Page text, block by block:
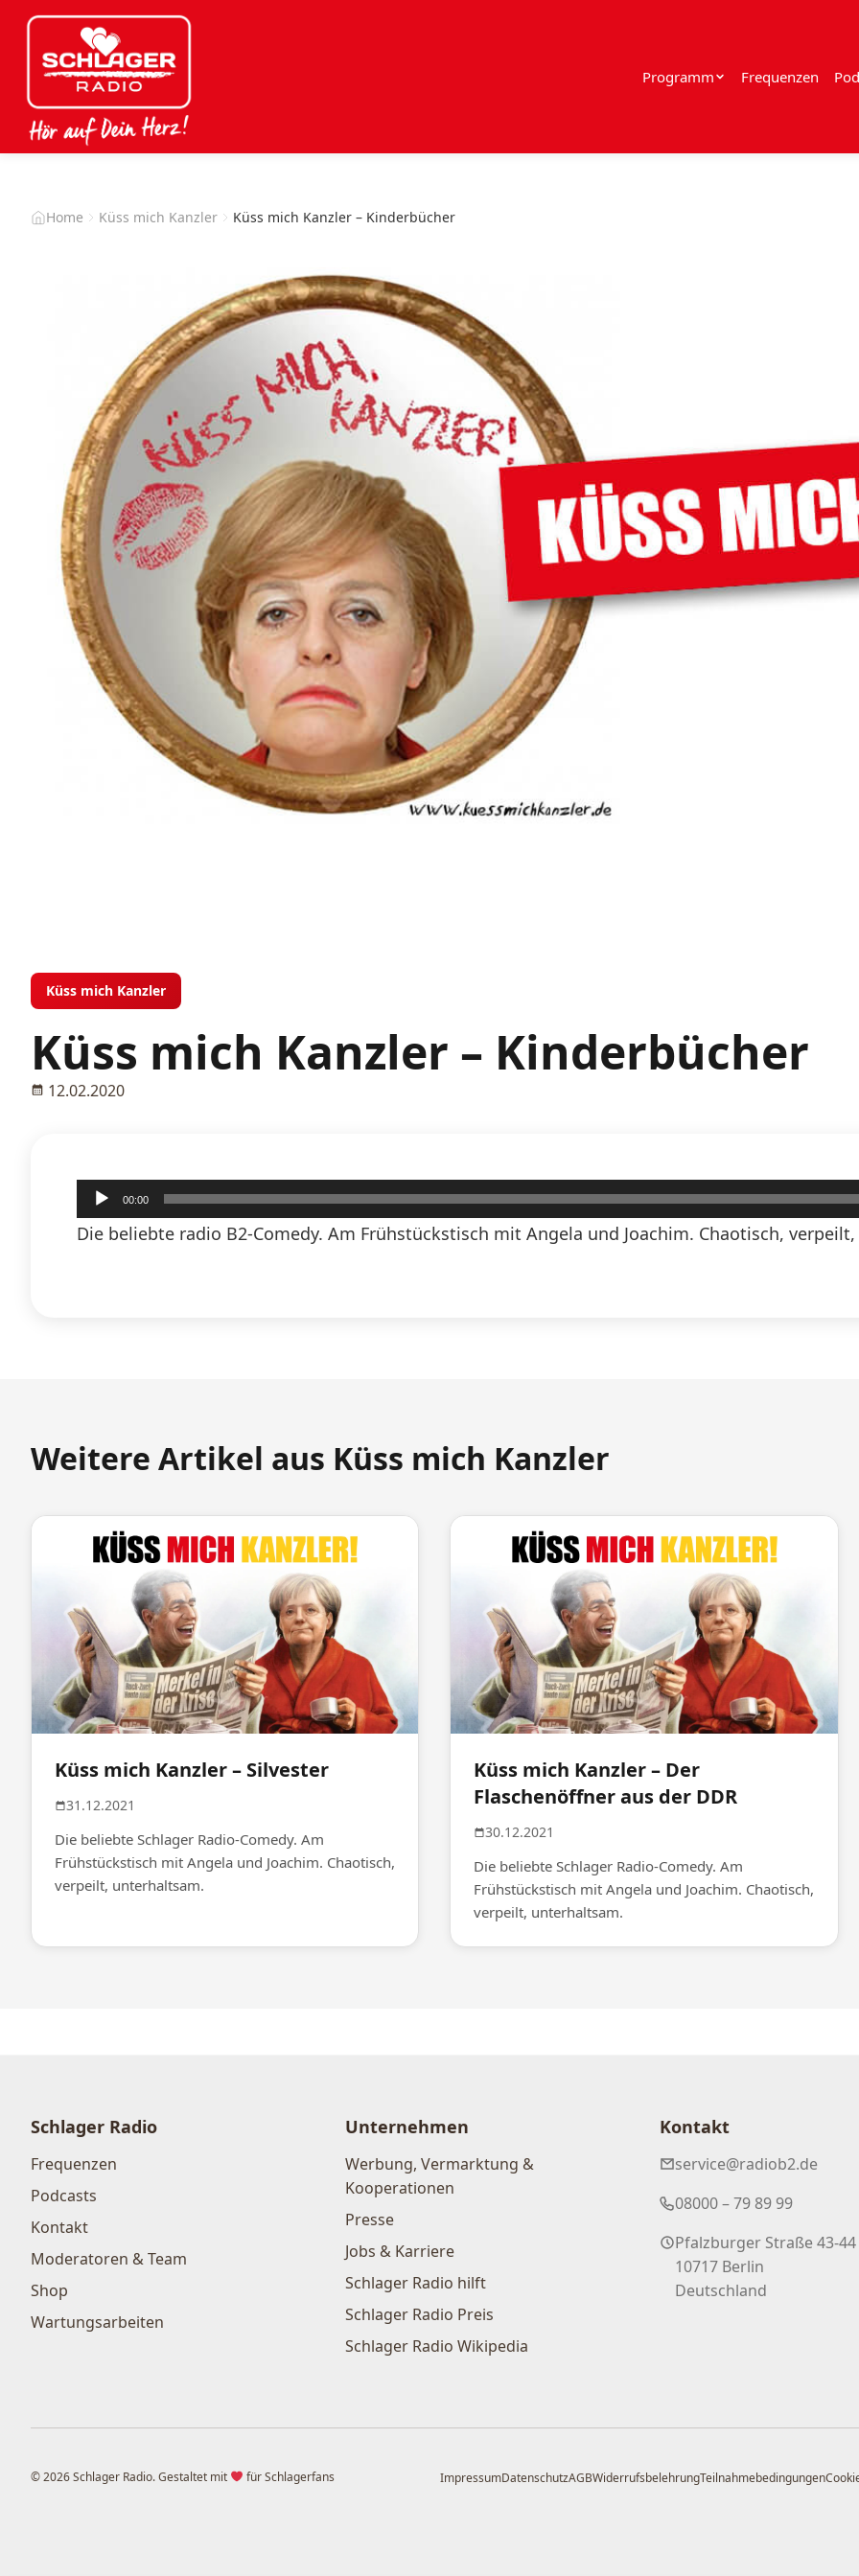
Programm Frequenzen
Home Küss mich Kanzler Küss mich Kanzler – Kinderbücher
Küss mich Kanzler
Küss mich Kanzler – Kinderbücher
12.02.2020
Audio-
Player
00:00
Die beliebte radio B2-Comedy. Am Frühstückstisch mit Angela und Joachim. Chaotisch,
Weitere Artikel aus Küss mich Kanzler
Küss mich Kanzler – Silvester
31.12.2021
Die beliebte Schlager Radio-Comedy. Am
Frühstückstisch mit Angela und Joachim. Chaotisch,
verpeilt, unterhaltsam.
Küss mich Kanzler – Der
Flaschenöffner aus der DDR
30.12.2021
Die beliebte Schlager Radio-Comedy. Am
Frühstückstisch mit Angela und Joachim. Chaotisch,
verpeilt, unterhaltsam.
Schlager Radio
Frequenzen
Podcasts
Kontakt
Moderatoren & Team
Shop
Wartungsarbeiten
Unternehmen
Werbung, Vermarktung &
Kooperationen
Presse
Jobs & Karriere
Schlager Radio hilft
Schlager Radio Preis
Schlager Radio Wikipedia
Kontakt
service@radiob2.de
08000 – 79 89 99
Pfalzburger Straße 43-44
10717 Berlin
Deutschland
© 2026 Schlager Radio. Gestaltet mit für Schlagerfans ImpressumDatenschutzAGBWiderrufsbelehrungTeilnahmebedingungen